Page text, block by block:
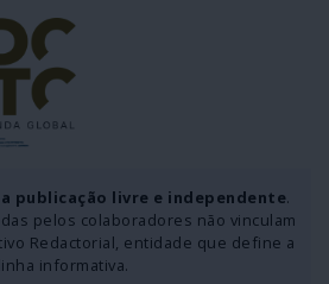
publicação livre e independente.
pelos colaboradores não vinculam
Redactorial, entidade que define a
linha informativa.